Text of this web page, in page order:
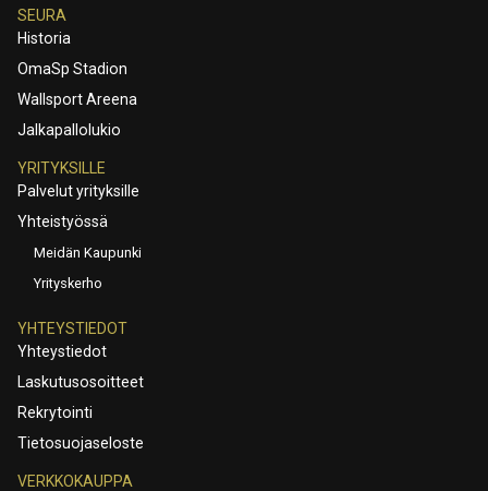
SEURA
Historia
OmaSp Stadion
Wallsport Areena
Jalkapallolukio
YRITYKSILLE
Palvelut yrityksille
Yhteistyössä
Meidän Kaupunki
Yrityskerho
YHTEYSTIEDOT
Yhteystiedot
Laskutusosoitteet
Rekrytointi
Tietosuojaseloste
VERKKOKAUPPA